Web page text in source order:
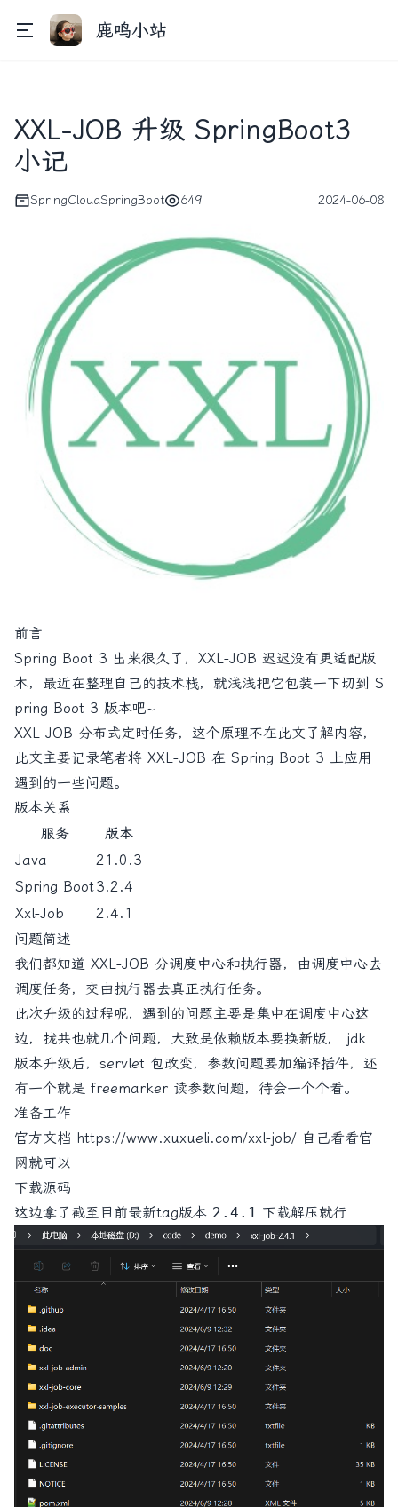
鹿鸣小站
XXL-JOB 升级 SpringBoot3
小记
SpringCloudSpringBoot 649 2024-06-08
前言
Spring Boot 3 出来很久了，XXL-JOB 迟迟没有更适配版
本，最近在整理自己的技术栈，就浅浅把它包装一下切到 S
pring Boot 3 版本吧~
XXL-JOB 分布式定时任务，这个原理不在此文了解内容，
此文主要记录笔者将 XXL-JOB 在 Spring Boot 3 上应用
遇到的一些问题。
版本关系
服务
版本
Java
21.0.3
Spring Boot3.2.4
Xxl-Job
2.4.1
问题简述
我们都知道 XXL-JOB 分调度中心和执行器，由调度中心去
调度任务，交由执行器去真正执行任务。
此次升级的过程呢，遇到的问题主要是集中在调度中心这
边，拢共也就几个问题，大致是依赖版本要换新版， jdk
版本升级后，servlet 包改变，参数问题要加编译插件，还
有一个就是 freemarker 读参数问题，待会一个个看。
准备工作
官方文档 https://www.xuxueli.com/xxl-job/ 自己看看官
网就可以
下载源码
这边拿了截至目前最新tag版本 2.4.1 下载解压就行